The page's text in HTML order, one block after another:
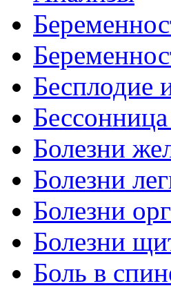
Бесплодие
Болезни
Болезни
Болезни
Болезни
Боль в